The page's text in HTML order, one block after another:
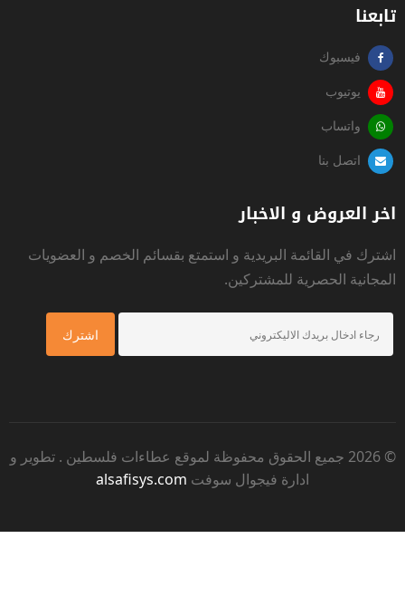
تابعنا
فيسبوك
يوتيوب
واتساب
اتصل بنا
اخر العروض و الاخبار
اشترك في القائمة البريدية و استمتع بقسائم الخصم و العضويات
المجانية الحصرية للمشتركين.
© 2026 جميع الحقوق محفوظة لموقع عطاءات فلسطين. تطوير و
ادارة فيجوال سوفت alsafisys.com